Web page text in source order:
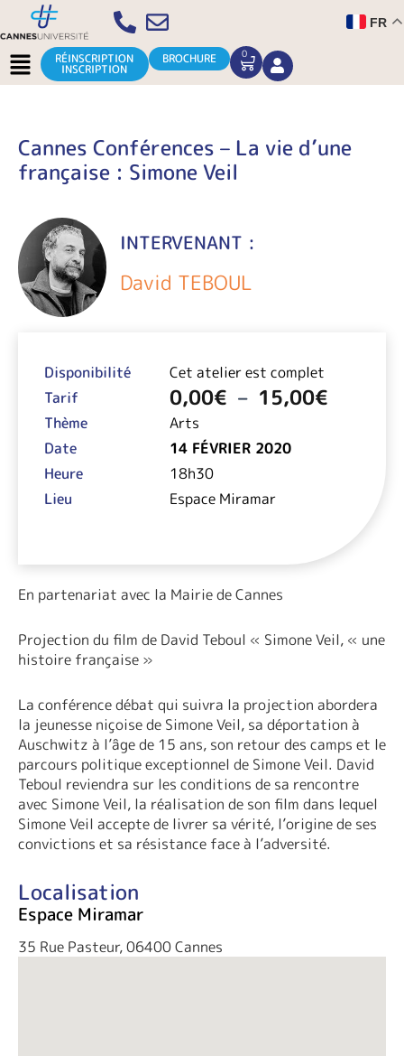
Aller
au
contenu
FR
Menu RÉINSCRIPTION
INSCRIPTION
BROCHURE 0
CART
Cannes Conférences – La vie d’une
française : Simone Veil
INTERVENANT :
David TEBOUL
Disponibilité
Cet atelier est complet
Tarif
0,00€ – 15,00€
Thème
Arts
Date
14 FÉVRIER 2020
Heure
18h30
Lieu
Espace Miramar
En partenariat avec la Mairie de Cannes
Projection du film de David Teboul « Simone Veil, « une
histoire française »
La conférence débat qui suivra la projection abordera
la jeunesse niçoise de Simone Veil, sa déportation à
Auschwitz à l’âge de 15 ans, son retour des camps et le
parcours politique exceptionnel de Simone Veil. David
Teboul reviendra sur les conditions de sa rencontre
avec Simone Veil, la réalisation de son film dans lequel
Simone Veil accepte de livrer sa vérité, l’origine de ses
convictions et sa résistance face à l’adversité.
Localisation
Espace Miramar
35 Rue Pasteur, 06400 Cannes